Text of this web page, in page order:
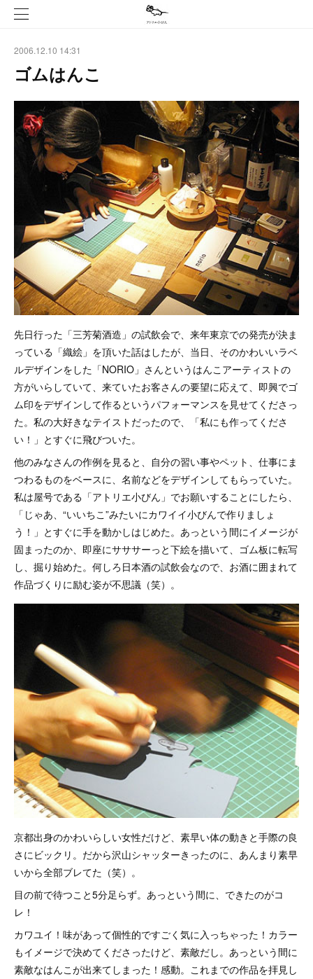
2006.12.10 14:31
ゴムはんこ
先日行った「三芳菊酒造」の試飲会で、来年東京での発売が決ま
っている「織絵」を頂いた話はしたが、当日、そのかわいいラベ
ルデザインをした「NORIO」さんというはんこアーティストの
方がいらしていて、来ていたお客さんの要望に応えて、即興でゴ
ム印をデザインして作るというパフォーマンスを見せてくださっ
た。私の大好きなテイストだったので、「私にも作ってくださ
い！」とすぐに飛びついた。
他のみなさんの作例を見ると、自分の習い事やペット、仕事にま
つわるものをベースに、名前などをデザインしてもらっていた。
私は屋号である「アトリエ小びん」でお願いすることにしたら、
「じゃあ、“いいちこ”みたいにカワイイ小びんで作りましょ
う！」とすぐに手を動かしはじめた。あっという間にイメージが
固まったのか、即座にサササーっと下絵を描いて、ゴム板に転写
し、掘り始めた。何しろ日本酒の試飲会なので、お酒に囲まれて
作品づくりに励む姿が不思議（笑）。
京都出身のかわいらしい女性だけど、素早い体の動きと手際の良
さにビックリ。だから沢山シャッターきったのに、あんまり素早
いから全部ブレてた（笑）。
目の前で待つこと5分足らず。あっという間に、できたのがコ
レ！
カワユイ！味があって個性的ですごく気に入っちゃった！カラー
もイメージで決めてくださったけど、素敵だし。あっという間に
素敵なはんこが出来てしまった！感動。これまでの作品を拝見し